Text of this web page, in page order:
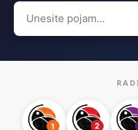
Search
for: